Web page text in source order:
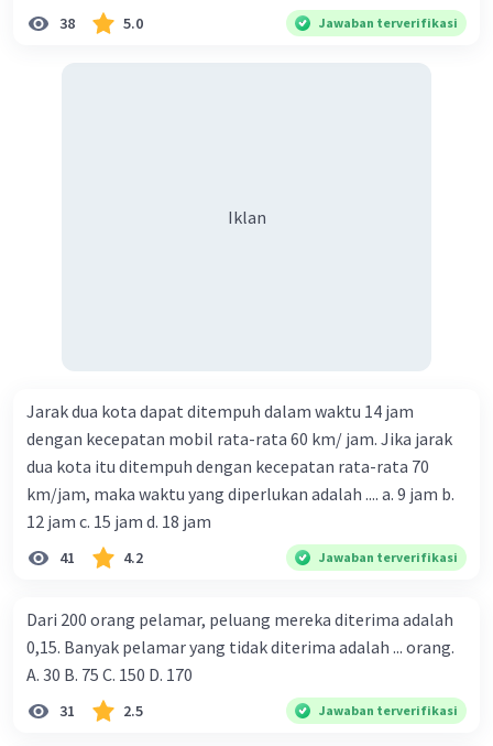
38 5.0 Jawaban terverifikasi
Iklan
Jarak dua kota dapat ditempuh dalam waktu 14 jam
dengan kecepatan mobil rata-rata 60 km/ jam. Jika jarak
dua kota itu ditempuh dengan kecepatan rata-rata 70
km/jam, maka waktu yang diperlukan adalah .... a. 9 jam b.
12 jam c. 15 jam d. 18 jam
41 4.2 Jawaban terverifikasi
Dari 200 orang pelamar, peluang mereka diterima adalah
0,15. Banyak pelamar yang tidak diterima adalah ... orang.
A. 30 B. 75 C. 150 D. 170
31 2.5 Jawaban terverifikasi